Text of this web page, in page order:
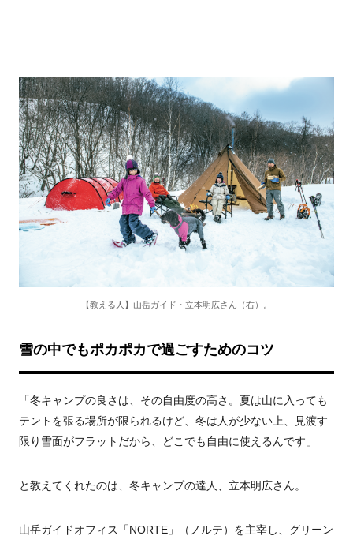
【教える人】山岳ガイド・立本明広さん（右）。
雪の中でもポカポカで過ごすためのコツ
「冬キャンプの良さは、その自由度の高さ。夏は山に入っても
テントを張る場所が限られるけど、冬は人が少ない上、見渡す
限り雪面がフラットだから、どこでも自由に使えるんです」
と教えてくれたのは、冬キャンプの達人、立本明広さん。
山岳ガイドオフィス「NORTE」（ノルテ）を主宰し、グリーン